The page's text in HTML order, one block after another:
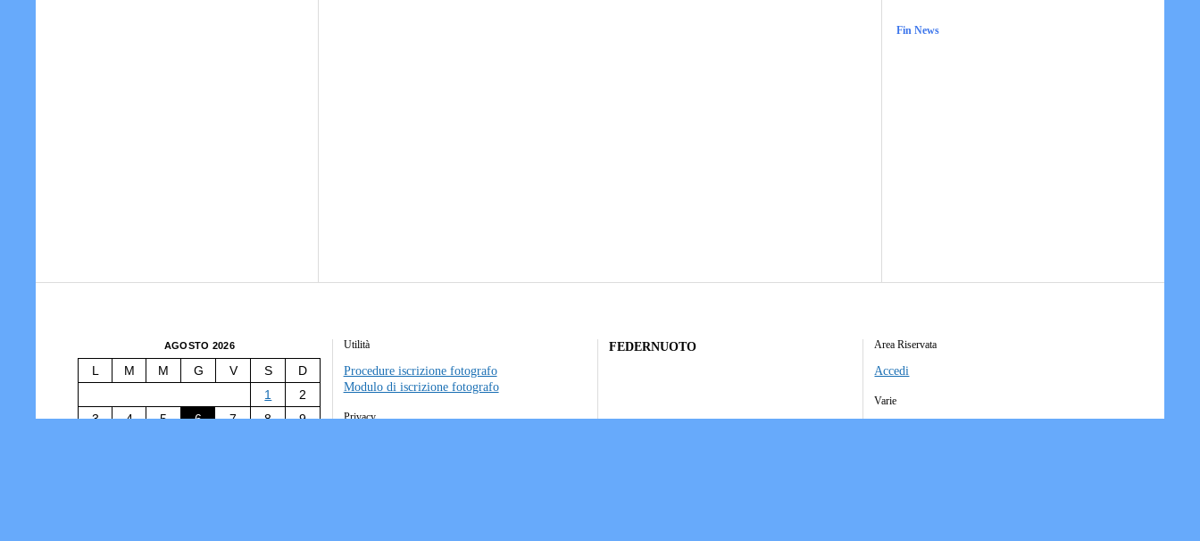
Fin News
AGOSTO 2026
L M M G V S
D
1
2
3
4 5 6 7 8
9
Utilità
Procedure iscrizione fotografo
Modulo di iscrizione fotografo
Privacy
FEDERNUOTO Area Riservata
Accedi
Varie